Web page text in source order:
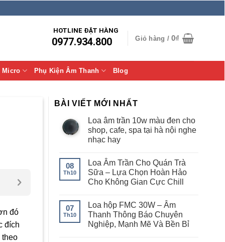
HOTLINE ĐẶT HÀNG
0977.934.800 Giỏ hàng /0₫
Micro Phụ Kiện Âm Thanh Blog
đó
đích
theo
BÀI VIẾT MỚI NHẤT
Loa âm trần 10w màu đen cho
shop, cafe, spa tại hà nội nghe
nhạc hay
08
Th10
Loa Âm Trần Cho Quán Trà
Sữa – Lựa Chọn Hoàn Hảo
Cho Không Gian Cực Chill
07
Th10
Loa hộp FMC 30W – Âm
Thanh Thông Báo Chuyên
Nghiệp, Mạnh Mẽ Và Bền Bỉ